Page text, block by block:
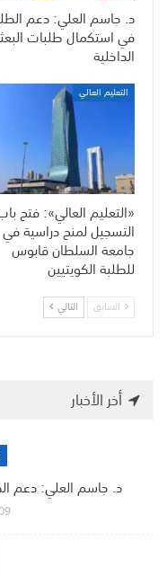
د. جاسم العلي: دعم
في استكمال طلبات
الداخلية
التعليم العالي
«التعليم العالي»: فتح
التسجيل لمنح دراسية في
جامعة السلطان قابوس
للطلبة الكويتيين
السابق التالي
أخر الأخبار
د. جاسم العلي: دعم